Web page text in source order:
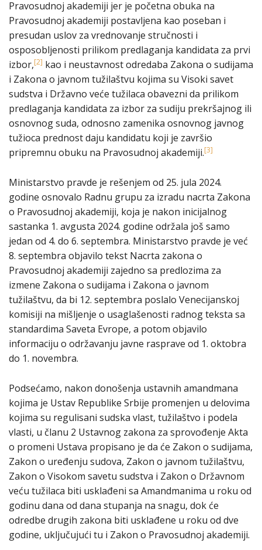
Pravosudnoj akademiji jer je početna obuka na
Pravosudnoj akademiji postavljena kao poseban i
presudan uslov za vrednovanje stručnosti i
osposobljenosti prilikom predlaganja kandidata za prvi
izbor,[2] kao i neustavnost odredaba Zakona o sudijama
i Zakona o javnom tužilaštvu kojima su Visoki savet
sudstva i Državno veće tužilaca obavezni da prilikom
predlaganja kandidata za izbor za sudiju prekršajnog ili
osnovnog suda, odnosno zamenika osnovnog javnog
tužioca prednost daju kandidatu koji je završio
pripremnu obuku na Pravosudnoj akademiji.[3]
Ministarstvo pravde je rešenjem od 25. jula 2024.
godine osnovalo Radnu grupu za izradu nacrta Zakona
o Pravosudnoj akademiji, koja je nakon inicijalnog
sastanka 1. avgusta 2024. godine održala još samo
jedan od 4. do 6. septembra. Ministarstvo pravde je već
8. septembra objavilo tekst Nacrta zakona o
Pravosudnoj akademiji zajedno sa predlozima za
izmene Zakona o sudijama i Zakona o javnom
tužilaštvu, da bi 12. septembra poslalo Venecijanskoj
komisiji na mišljenje o usaglašenosti radnog teksta sa
standardima Saveta Evrope, a potom objavilo
informaciju o održavanju javne rasprave od 1. oktobra
do 1. novembra.
Podsećamo, nakon donošenja ustavnih amandmana
kojima je Ustav Republike Srbije promenjen u delovima
kojima su regulisani sudska vlast, tužilaštvo i podela
vlasti, u članu 2 Ustavnog zakona za sprovođenje Akta
o promeni Ustava propisano je da će Zakon o sudijama,
Zakon o uređenju sudova, Zakon o javnom tužilaštvu,
Zakon o Visokom savetu sudstva i Zakon o Državnom
veću tužilaca biti usklađeni sa Amandmanima u roku od
godinu dana od dana stupanja na snagu, dok će
odredbe drugih zakona biti usklađene u roku od dve
godine, uključujući tu i Zakon o Pravosudnoj akademiji.